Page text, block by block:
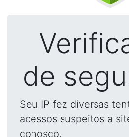
de
Seu IP fez diversas
acessos suspeitos a
conosco.